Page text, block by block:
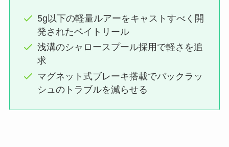
5g以下の軽量ルアーをキャストすべく開
発されたベイトリール
浅溝のシャロースプール採用で軽さを追
求
マグネット式ブレーキ搭載でバックラッ
シュのトラブルを減らせる